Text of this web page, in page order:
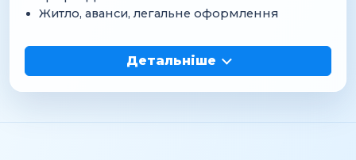
Житло, аванси, легальне оформлення
Детальніше